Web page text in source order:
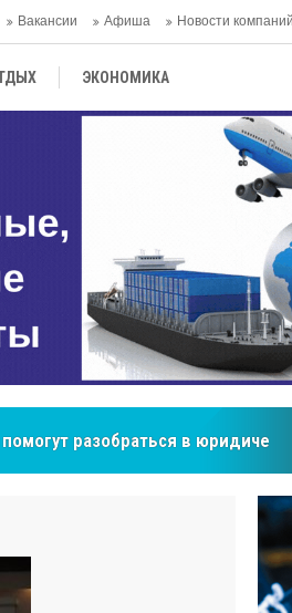
Вакансии Афиша Новости компаний
ЭКОНОМИКА
разобраться в
покупателей Центральной Азии